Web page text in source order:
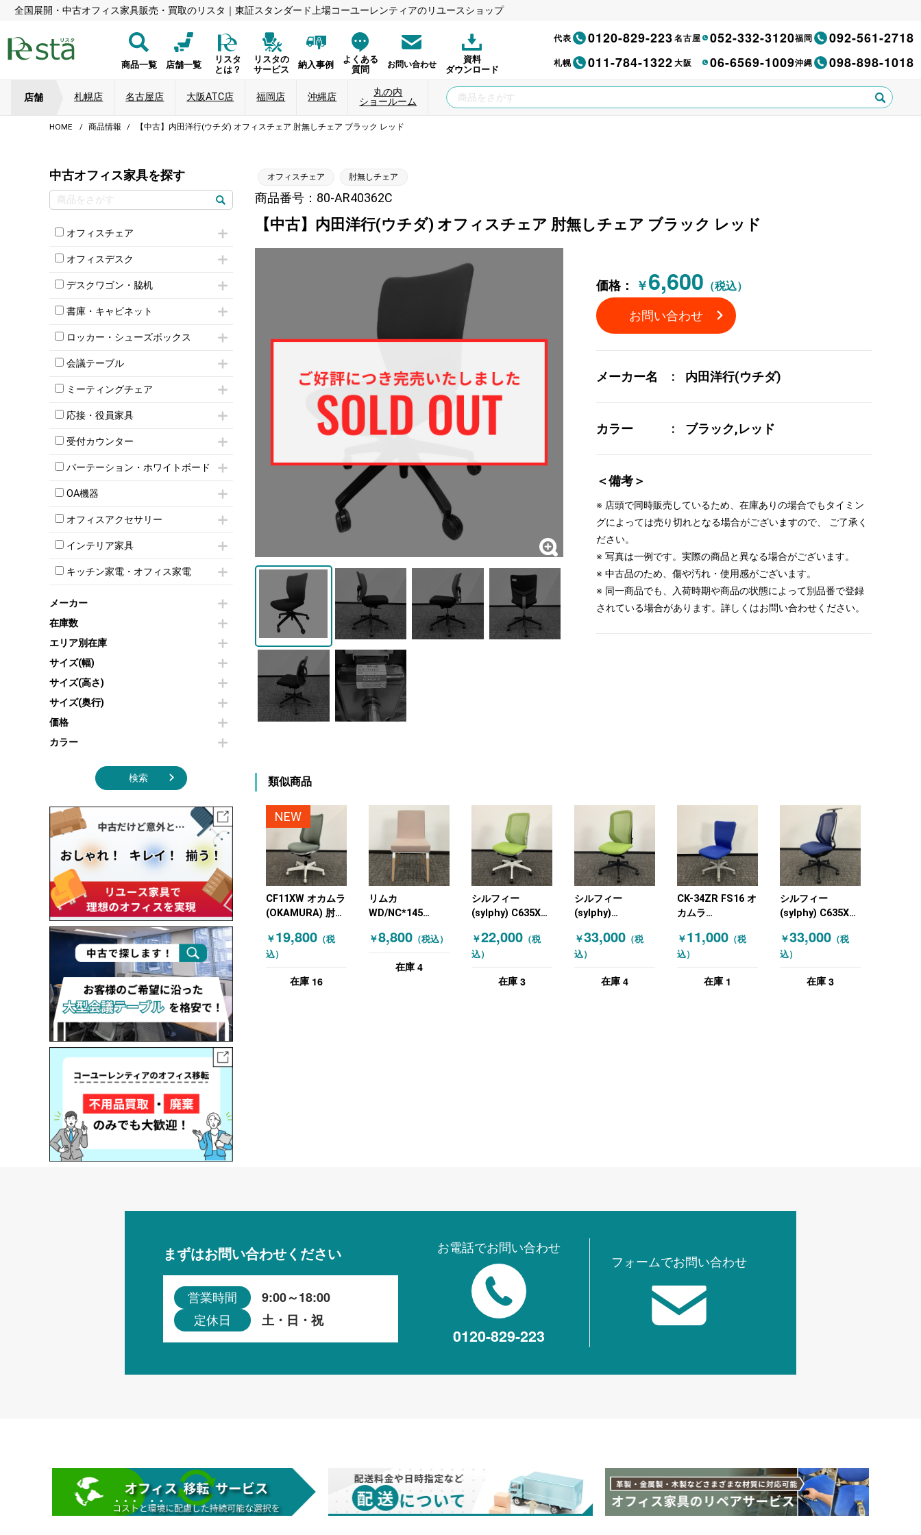
全国展開・中古オフィス家具販売・買取のリスタ｜東証スタンダード上場コーユーレンティアのリユースショップ
商品一覧 店舗一覧
リスタ
とは？
リスタの
サービス
納入事例
よくある
質問
お問い合わせ
資料
ダウンロード
代表 0120-829-223名古屋 052-332-3120福岡 092-561-2718
札幌 011-784-1322大阪 06-6569-1009沖縄 098-898-1018
店舗 札幌店 名古屋店 大阪ATC店 福岡店 沖縄店
丸の内
ショールーム
HOME 商品情報 【中古】内田洋行(ウチダ) オフィスチェア 肘無しチェア ブラック レッド
中古オフィス家具を探す
オフィスチェア
肘付きチェア
肘無しチェア
役員チェア
オフィスチェアその他
オフィスデスク
片袖机
フリーアドレスデスク（ベンチデスク）
昇降デスク
両袖机
デスクワゴン・脇机
インワゴン2段
インワゴン3段
脇机
書庫・キャビネット
ハイキャビネット
ローキャビネット
両開きキャビネット
上下連結キャビネット
軽量ラック（スチールラック）
収納家具その他
オープン書庫
両開書庫
引き違い書庫
ロッカー・シューズボックス
1人用ロッカー
2人用ロッカー
3人用ロッカー
5人用ロッカー
8人用ロッカー
多人数ロッカー
シリンダー錠ロッカー
ダイヤル錠ロッカー
ボタン錠ロッカー
シューズロッカー・下駄箱
ロッカーその他
会議テーブル
ミーティングテーブル
スタッキングテーブル
ネスティングテーブル
カウンターテーブル
T字脚テーブル
会議テーブルW1200～
会議テーブルW1800～
折りたたみ会議テーブル
ハイテーブル
ミーティングチェア
キャスター付きミーティングチェア
スタッキングミーティングチェア
テーブル付きミーティングチェア
折りたたみミーティングチェア
ハイチェア
ミーティングチェアその他
応接・役員家具
応接セット
応接ソファ
応接チェア
応接・役員家具その他
受付カウンター
ハイカウンター
ローカウンター
ラウンジカウンター
パーテーション・ホワイトボード
パーテーション
自立タイプパーテーション
パーテーションその他
壁掛けホワイトボード
ホワイトボードその他
OA機器
iPad
電話機（ビジネスフォン）
シュレッダー
スクリーン
プリンター・コピー機
オフィスアクセサリー
チェア用台車
演台・講演台・演説台
防音パネル
コートハンガー・ポールハンガー
傘立て
食器棚・キッチンキャビネット
オフィスアクセサリーその他
インテリア家具
モールドチェア
ダイニングチェア
カウンターテーブル
センターテーブル・サイドテーブル
カフェテーブル
ソファ
シェルフ
ダストボックス（ゴミ箱）
インテリア家具その他
キッチン家電・オフィス家電
冷蔵庫・洗濯機
空気清浄機・加湿器
電子レンジ
液晶テレビ・モニター類
エアコン
照明機器
季節家電
その他キッチン家電・オフィス家電
メーカー
在庫数
エリア別在庫
サイズ(幅)
サイズ(高さ)
サイズ(奥行)
価格
カラー
検索
オフィスチェア 肘無しチェア
商品番号：80-AR40362C
【中古】内田洋行(ウチダ) オフィスチェア 肘無しチェア ブラック レッド
価格： ￥6,600 （税込）
お問い合わせ
メーカー名 内田洋行(ウチダ)
カラー ブラック,レッド
＜備考＞
※ 店頭で同時販売しているため、在庫ありの場合でもタイミン
グによっては売り切れとなる場合がございますので、 ご了承く
ださい。
※ 写真は一例です。実際の商品と異なる場合がございます。
※ 中古品のため、傷や汚れ・使用感がございます。
※ 同一商品でも、入荷時期や商品の状態によって別品番で登録
されている場合があります。詳しくはお問い合わせください。
類似商品
NEW
CF11XW オカムラ
(OKAMURA) 肘無
リクライミング機
能 グリーン
￥19,800 （税
込）
在庫 16
リムカ
WD/NC*145
オフィスチェア 肘
￥8,800（税込）
在庫 4
シルフィー
(sylphy) C635XW
(OKAMURA) オフ
ィスチェア 肘無し
ホワイト
￥22,000（税
込）
在庫 3
シルフィー
(sylphy)
カムラ
(OKAMURA) オフ
チェア グリーン
￥33,000（税
込）
在庫 4
CK-34ZR FS16 オ
カムラ
しチェア カロッツ
ァ ブルー
￥11,000（税
込）
在庫 1
シルフィー
(sylphy) C635XR
(OKAMURA) 肘無
しチェア ハンガー
￥33,000（税
込）
在庫 3
まずはお問い合わせください
営業時間 9:00～18:00
定休日 土・日・祝
お電話でお問い合わせ
0120-829-223
フォームでお問い合わせ